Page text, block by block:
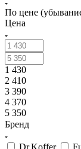
По цене
Цена
1 430
2 410
3 390
4 370
5 350
Бренд
Dr.Koffer